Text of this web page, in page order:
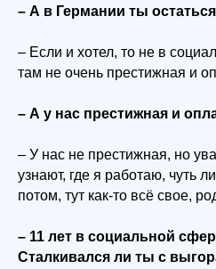
– А в Германии ты
– Если и хотел, то не в
там не очень престижная и
– А у нас престижная и
– У нас не престижная, но
узнают, где я работаю, чуть
потом, тут как-то всё свое,
– 11 лет в социальной
Сталкивался ли ты с